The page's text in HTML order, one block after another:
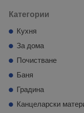
Категории
Кухня
За дома
Почистване
Баня
Градина
Канцеларски